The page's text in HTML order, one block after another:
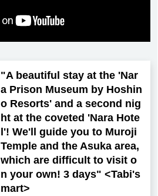
"A beautiful stay at the 'Nar
a Prison Museum by Hoshin
o Resorts' and a second nig
ht at the coveted 'Nara Hote
l'! We'll guide you to Muroji
Temple and the Asuka area,
which are difficult to visit o
n your own! 3 days" <Tabi's
mart>